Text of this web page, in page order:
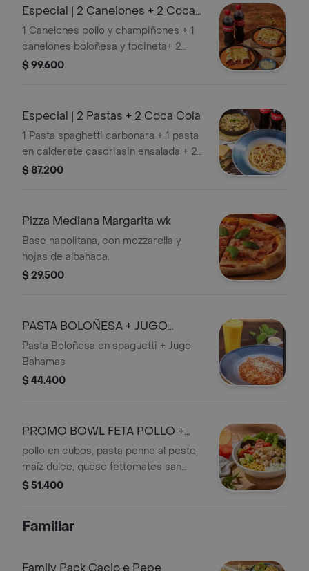
Especial | 2 Canelones + 2 Coca
Cola
1 Canelones pollo y champiñones + 1
canelones boloñesa y tocineta+ 2
coca cola personal 400ml.
$ 99.600
Especial | 2 Pastas + 2 Coca Cola
1 Pasta spaghetti carbonara + 1 pasta
en calderete casoriasin ensalada + 2
coca cola personal 400ml
$ 87.200
Pizza Mediana Margarita wk
Base napolitana, con mozzarella y
hojas de albahaca.
$ 29.500
PASTA BOLOÑESA + JUGO
BAHAMAS
Pasta Boloñesa en spaguetti + Jugo
Bahamas
$ 44.400
PROMO BOWL FETA POLLO +
SODA
pollo en cubos, pasta penne al pesto,
maíz dulce, queso fettomates san
marzano y aguacate; sobre variedad
$ 51.400
Familiar
Family Pack Cacio e Pepe